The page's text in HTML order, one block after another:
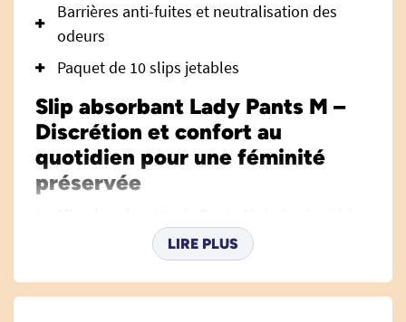
Barrières anti-fuites et neutralisation des
odeurs
Paquet de 10 slips jetables
Slip absorbant Lady Pants M –
Discrétion et confort au
quotidien pour une féminité
préservée
plus qu’un simple sous-vêtement : il a été pensé
pour offrir aux femmes actives et autonomes
une solution efficace, douce et discrète contre
LIRE PLUS